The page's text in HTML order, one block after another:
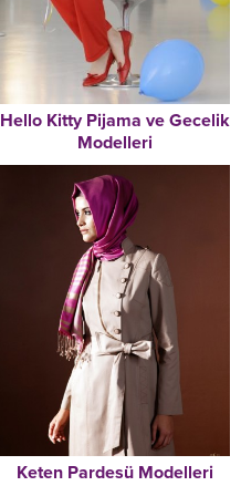
Hello Kitty Pijama ve Gecelik
Modelleri
Keten Pardesü Modelleri